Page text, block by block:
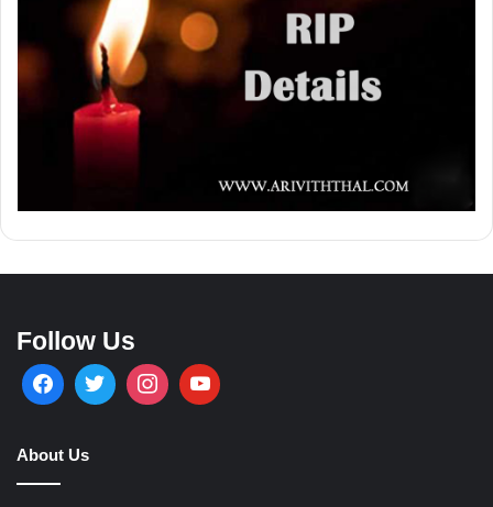
Follow Us
About Us